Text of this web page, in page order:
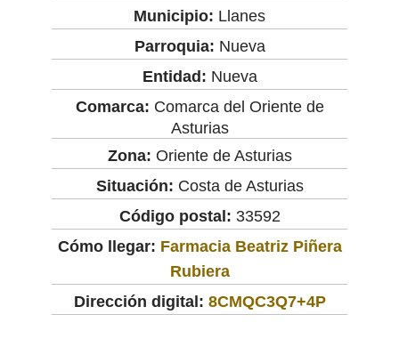
Municipio: Llanes
Parroquia: Nueva
Entidad: Nueva
Comarca: Comarca del Oriente de
Asturias
Zona: Oriente de Asturias
Situación: Costa de Asturias
Código postal: 33592
Cómo llegar: Farmacia Beatriz Piñera
Rubiera
Dirección digital: 8CMQC3Q7+4P